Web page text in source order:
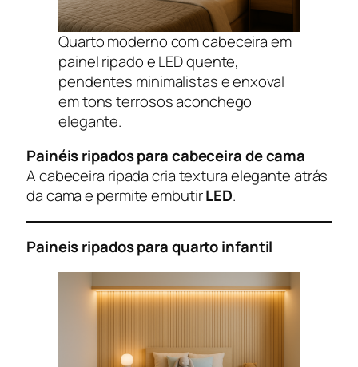
Quarto moderno com cabeceira em
painel ripado e LED quente,
pendentes minimalistas e enxoval
em tons terrosos aconchego
elegante.
Painéis ripados para cabeceira de cama
A cabeceira ripada cria textura elegante atrás
da cama e permite embutirLED.
Paineis ripados para quarto infantil